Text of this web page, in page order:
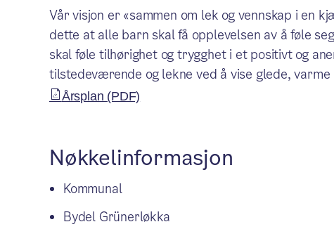
Vår visjon er «sammen om lek og vennskap i en
dette at alle barn skal få opplevelsen av å føle
skal føle tilhørighet og trygghet i et positivt og
tilstedeværende og lekne ved å vise glede, varme
Årsplan (PDF)
Nøkkelinformasjon
Kommunal
Bydel Grünerløkka